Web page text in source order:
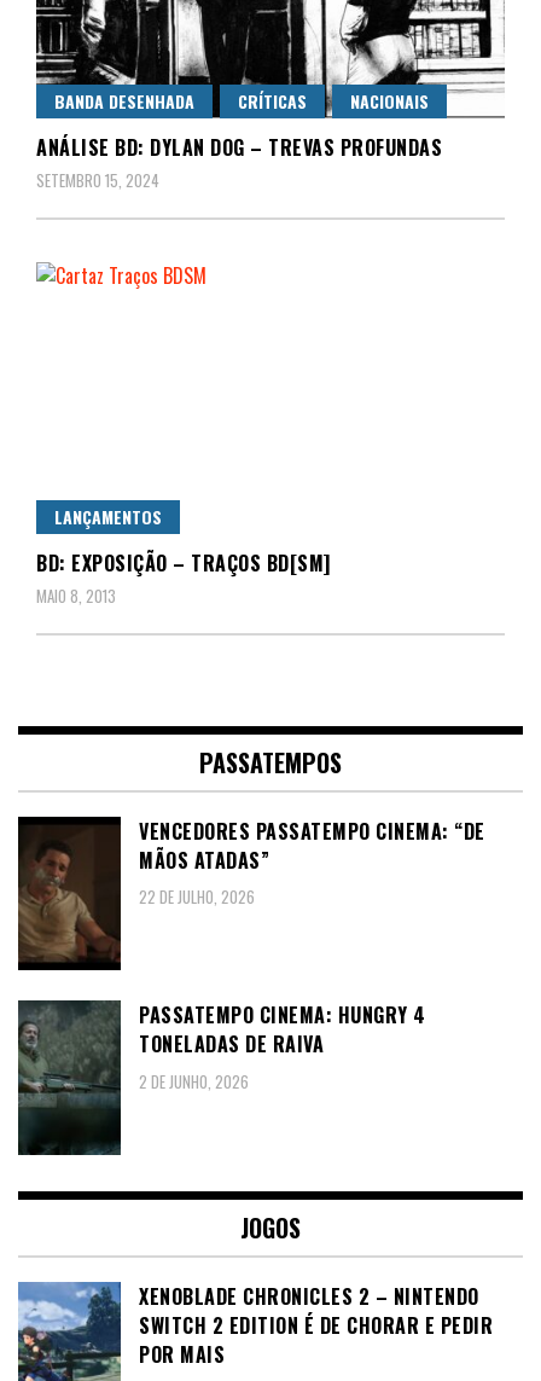
BANDA DESENHADA CRÍTICAS NACIONAIS
ANÁLISE BD: DYLAN DOG – TREVAS PROFUNDAS
SETEMBRO 15, 2024
LANÇAMENTOS
BD: EXPOSIÇÃO – TRAÇOS BD[SM]
MAIO 8, 2013
PASSATEMPOS
VENCEDORES PASSATEMPO CINEMA: “DE
MÃOS ATADAS”
22 DE JULHO, 2026
PASSATEMPO CINEMA: HUNGRY 4
TONELADAS DE RAIVA
2 DE JUNHO, 2026
JOGOS
XENOBLADE CHRONICLES 2 – NINTENDO
SWITCH 2 EDITION É DE CHORAR E PEDIR
POR MAIS